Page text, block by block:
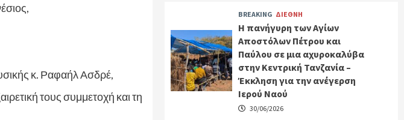
κ. Ραφαήλ Ασδρέ,
τους συμμετοχή και τη
BREAKING ΔΙΕΘΝΗ
Η πανήγυρη των Αγίων
Αποστόλων Πέτρου και
Παύλου σε μια αχυροκαλύβα
στην Κεντρική Τανζανία –
Έκκληση για την ανέγερση
Ιερού Ναού
30/06/2026